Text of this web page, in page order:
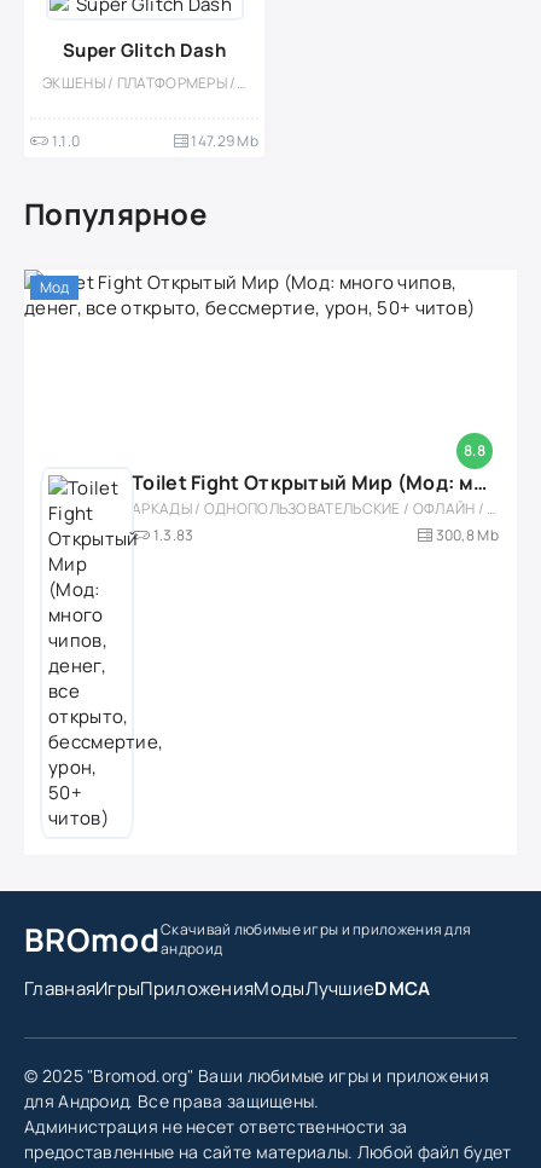
Super Glitch Dash
ЭКШЕНЫ / ПЛАТФОРМЕРЫ / АРКАДЫ / ОДНОПОЛЬЗОВАТЕЛЬСКИЕ / СТИЛИЗАЦИЯ / ОФЛАЙН / 3D / НАУЧНАЯ ФАНТАСТИКА / РАННЕРЫ / ОТ ПЕРВОГО ЛИЦА
1.1.0 147.29 Mb
Популярное
8.8
Мод
Toilet Fight Открытый Мир (Мод: много чипов, денег, все открыто, бессмертие, урон, 50+ читов)
АРКАДЫ / ОДНОПОЛЬЗОВАТЕЛЬСКИЕ / ОФЛАЙН / МОД / РОЛЕВЫЕ / ШУТЕРЫ / ОТКРЫТЫЙ МИР / ВСТРОЕННЫЙ КЕШ / 3D / ЭКШЕНЫ / ТУАЛЕТНЫЕ ВОЙНЫ / ДЛЯ ДЕТЕЙ
1.3.83
300,8 Mb
BROmodСкачивай любимые игрыи приложения для
андроид
ГлавнаяИгрыПриложенияМодыЛучшиеDMCA
© 2025 "Bromod.org" Ваши любимые игры и приложения
для Андроид. Все права защищены.
Администрация не несет ответственности за
предоставленные на сайте материалы. Любой файл будет